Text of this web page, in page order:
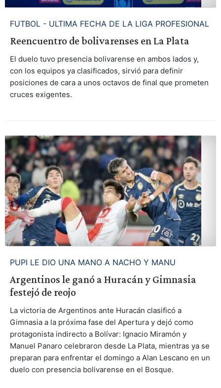
FUTBOL - ULTIMA FECHA DE LA LIGA PROFESIONAL
Reencuentro de bolivarenses en La Plata
El duelo tuvo presencia bolivarense en ambos lados y,
con los equipos ya clasificados, sirvió para definir
posiciones de cara a unos octavos de final que prometen
cruces exigentes.
PUPI LE DIO UNA MANO A NACHO Y MANU
Argentinos le ganó a Huracán y Gimnasia
festejó de reojo
La victoria de Argentinos ante Huracán clasificó a
Gimnasia a la próxima fase del Apertura y dejó como
protagonista indirecto a Bolívar: Ignacio Miramón y
Manuel Panaro celebraron desde La Plata, mientras ya se
preparan para enfrentar el domingo a Alan Lescano en un
duelo con presencia bolivarense en el Bosque.